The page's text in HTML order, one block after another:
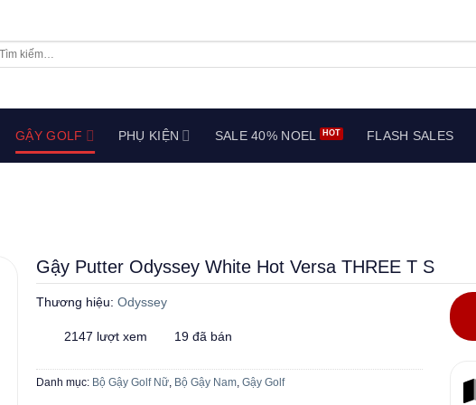
GẬY GOLF PHỤ KIỆN SALE 40% NOEL FLASH SALES
Gậy Putter Odyssey White Hot Versa THREE T S
Thương hiệu: Odyssey
2147 lượt xem 19 đã bán
Danh mục: Bộ Gậy Golf Nữ Bộ Gậy Nam ,Gậy Golf